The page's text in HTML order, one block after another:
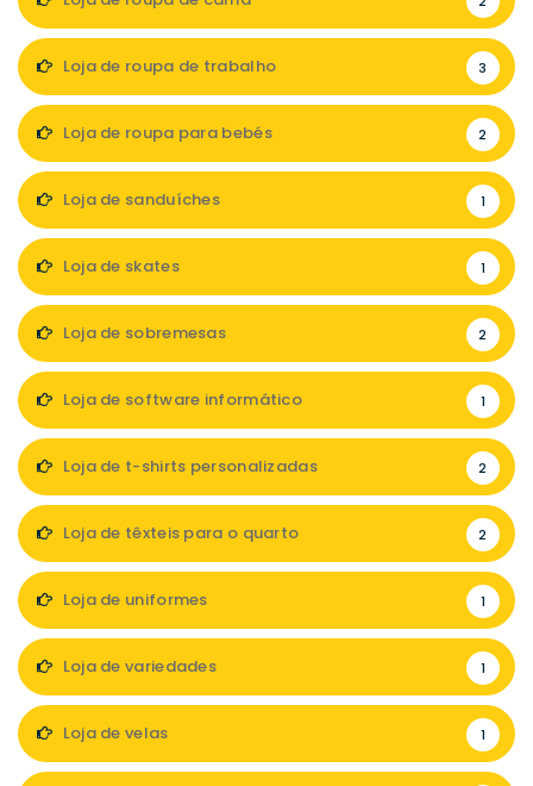
Loja de roupa de trabalho 3
Loja de roupa para bebés 2
Loja de sanduíches 1
Loja de skates 1
Loja de sobremesas 2
Loja de software informático 1
Loja de t-shirts personalizadas 2
Loja de têxteis para o quarto 2
Loja de uniformes 1
Loja de variedades 1
Loja de velas 1